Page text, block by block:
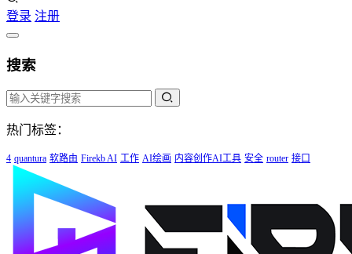
登录 注册
搜索
热门标签：
4 quantura 软路由 Firekb AI 工作 AI绘画 内容创作AI工具 安全 router 接口